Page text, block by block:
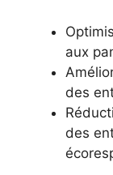
aux
des
des